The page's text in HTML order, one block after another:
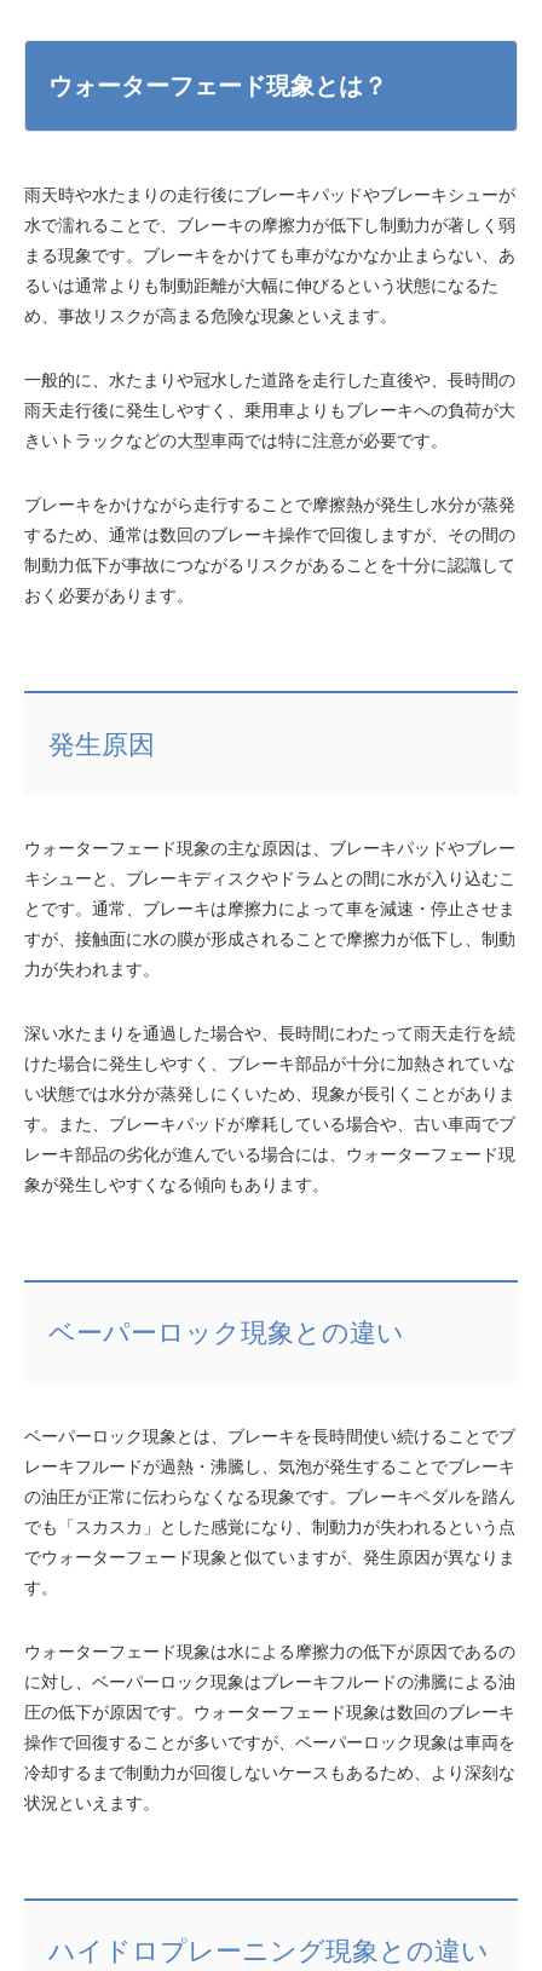
ウォーターフェード現象とは？
雨天時や水たまりの走行後にブレーキパッドやブレーキシューが
水で濡れることで、ブレーキの摩擦力が低下し制動力が著しく弱
まる現象です。ブレーキをかけても車がなかなか止まらない、あ
るいは通常よりも制動距離が大幅に伸びるという状態になるた
め、事故リスクが高まる危険な現象といえます。
一般的に、水たまりや冠水した道路を走行した直後や、長時間の
雨天走行後に発生しやすく、乗用車よりもブレーキへの負荷が大
きいトラックなどの大型車両では特に注意が必要です。
ブレーキをかけながら走行することで摩擦熱が発生し水分が蒸発
するため、通常は数回のブレーキ操作で回復しますが、その間の
制動力低下が事故につながるリスクがあることを十分に認識して
おく必要があります。
発生原因
ウォーターフェード現象の主な原因は、ブレーキパッドやブレー
キシューと、ブレーキディスクやドラムとの間に水が入り込むこ
とです。通常、ブレーキは摩擦力によって車を減速・停止させま
すが、接触面に水の膜が形成されることで摩擦力が低下し、制動
力が失われます。
深い水たまりを通過した場合や、長時間にわたって雨天走行を続
けた場合に発生しやすく、ブレーキ部品が十分に加熱されていな
い状態では水分が蒸発しにくいため、現象が長引くことがありま
す。また、ブレーキパッドが摩耗している場合や、古い車両でブ
レーキ部品の劣化が進んでいる場合には、ウォーターフェード現
象が発生しやすくなる傾向もあります。
ベーパーロック現象との違い
ベーパーロック現象とは、ブレーキを長時間使い続けることでブ
レーキフルードが過熱・沸騰し、気泡が発生することでブレーキ
の油圧が正常に伝わらなくなる現象です。ブレーキペダルを踏ん
でも「スカスカ」とした感覚になり、制動力が失われるという点
でウォーターフェード現象と似ていますが、発生原因が異なりま
す。
ウォーターフェード現象は水による摩擦力の低下が原因であるの
に対し、ベーパーロック現象はブレーキフルードの沸騰による油
圧の低下が原因です。ウォーターフェード現象は数回のブレーキ
操作で回復することが多いですが、ベーパーロック現象は車両を
冷却するまで制動力が回復しないケースもあるため、より深刻な
状況といえます。
ハイドロプレーニング現象との違い